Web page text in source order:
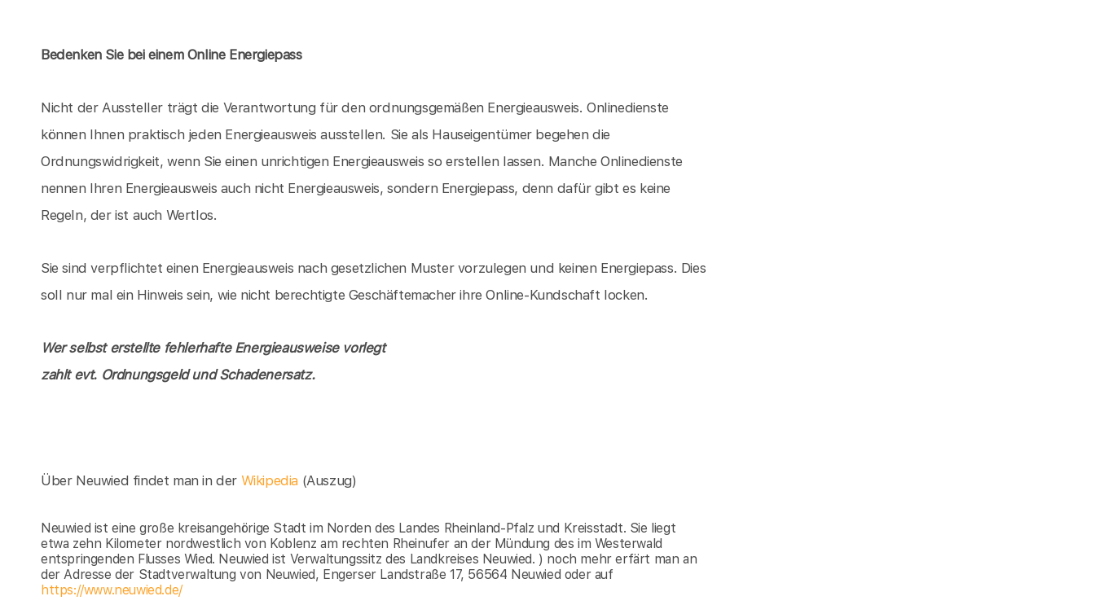
Bedenken Sie bei einem Online Energiepass
Nicht der Aussteller trägt die Verantwortung für den ordnungsgemäßen Energieausweis. Onlinedienste
können Ihnen praktisch jeden Energieausweis ausstellen. Sie als Hauseigentümer begehen die
Ordnungswidrigkeit, wenn Sie einen unrichtigen Energieausweis so erstellen lassen. Manche Onlinedienste
nennen Ihren Energieausweis auch nicht Energieausweis, sondern Energiepass, denn dafür gibt es keine
Regeln, der ist auch Wertlos.
Sie sind verpflichtet einen Energieausweis nach gesetzlichen Muster vorzulegen und keinen Energiepass. Dies
soll nur mal ein Hinweis sein, wie nicht berechtigte Geschäftemacher ihre Online-Kundschaft locken.
Wer selbst erstellte fehlerhafte Energieausweise vorlegt
zahlt evt. Ordnungsgeld und Schadenersatz.
Über Neuwied findet man in der Wikipedia (Auszug)
Neuwied ist eine große kreisangehörige Stadt im Norden des Landes Rheinland-Pfalz und Kreisstadt. Sie liegt
etwa zehn Kilometer nordwestlich von Koblenz am rechten Rheinufer an der Mündung des im Westerwald
entspringenden Flusses Wied. Neuwied ist Verwaltungssitz des Landkreises Neuwied. ) noch mehr erfärt man an
der Adresse der Stadtverwaltung von Neuwied, Engerser Landstraße 17, 56564 Neuwied oder auf
https://www.neuwied.de/